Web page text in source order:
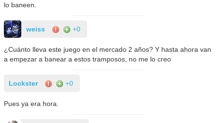
lo baneen.
weiss +0
¿Cuánto lleva este juego en el mercado 2 años? Y hasta ahora van
a empezar a banear a estos tramposos, no me lo creo
Lockster +0
Pues ya era hora.